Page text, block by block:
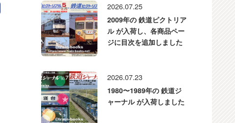
2026.07.25
2009年の 鉄道ピクトリア
ル が入荷し、各商品ペー
ジに目次を追加しました
2026.07.23
1980〜1989年の 鉄道ジ
ャーナル が入荷しました